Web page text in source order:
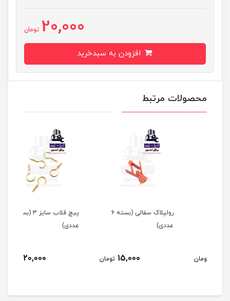
20,000 تومان
محصولات مرتبط
رولپلاک سفالی (بسته 6
تومان
پیچ قلاب سایز 3 (بسته 5
تومان